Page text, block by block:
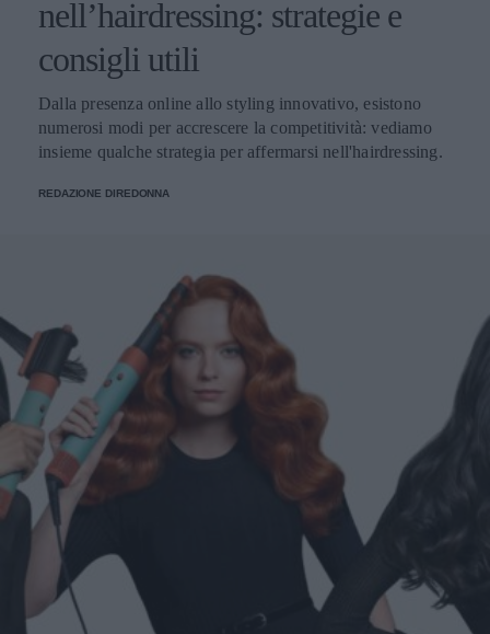
nell’hairdressing: strategie e
consigli utili
Dalla presenza online allo styling innovativo, esistono
numerosi modi per accrescere la competitività: vediamo
insieme qualche strategia per affermarsi nell'hairdressing.
REDAZIONE DIREDONNA